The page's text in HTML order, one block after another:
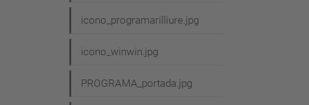
g
a
i
ó
icono_programarilliure.jpg
icono_winwin.jpg
PROGRAMA_portada.jpg